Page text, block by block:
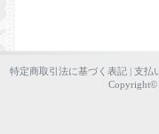
特定商取引法に基づく表記| 支払
Copyright©